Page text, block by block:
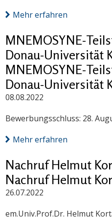
Mehr erfahren
MNEMOSYNE-
Donau-Universität
MNEMOSYNE-
Donau-Universität
08.08.2022
Bewerbungsschluss: 28.
Mehr erfahren
Nachruf Helmut
Nachruf Helmut
26.07.2022
em.Univ.Prof.Dr. Helmut